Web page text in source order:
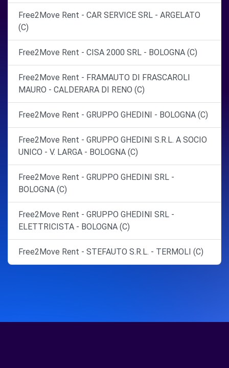
Free2Move Rent - CAR SERVICE SRL - ARGELATO
(C)
Free2Move Rent - CISA 2000 SRL - BOLOGNA (C)
Free2Move Rent - FRAMAUTO DI FRASCAROLI
MAURO - CALDERARA DI RENO (C)
Free2Move Rent - GRUPPO GHEDINI - BOLOGNA (C)
Free2Move Rent - GRUPPO GHEDINI S.R.L. A SOCIO
UNICO - V. LARGA - BOLOGNA (C)
Free2Move Rent - GRUPPO GHEDINI SRL -
BOLOGNA (C)
Free2Move Rent - GRUPPO GHEDINI SRL -
ELETTRICISTA - BOLOGNA (C)
Free2Move Rent - STEFAUTO S.R.L. - TERMOLI (C)